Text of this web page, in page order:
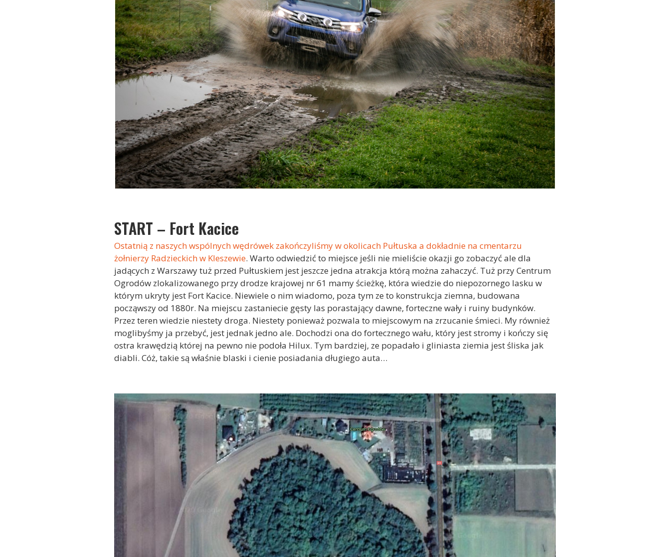
START – Fort Kacice
Ostatnią z naszych wspólnych wędrówek zakończyliśmy w okolicach Pułtuska a dokładnie na cmentarzu
żołnierzy Radzieckich w Kleszewie. Warto odwiedzić to miejsce jeśli nie mieliście okazji go zobaczyć ale dla
jadących z Warszawy tuż przed Pułtuskiem jest jeszcze jedna atrakcja którą można zahaczyć. Tuż przy Centrum
Ogrodów zlokalizowanego przy drodze krajowej nr 61 mamy ścieżkę, która wiedzie do niepozornego lasku w
którym ukryty jest Fort Kacice. Niewiele o nim wiadomo, poza tym ze to konstrukcja ziemna, budowana
począwszy od 1880r. Na miejscu zastaniecie gęsty las porastający dawne, forteczne wały i ruiny budynków.
Przez teren wiedzie niestety droga. Niestety ponieważ pozwala to miejscowym na zrzucanie śmieci. My również
moglibyśmy ja przebyć, jest jednak jedno ale. Dochodzi ona do fortecznego wału, który jest stromy i kończy się
ostra krawędzią której na pewno nie podoła Hilux. Tym bardziej, ze popadało i gliniasta ziemia jest śliska jak
diabli. Cóż, takie są właśnie blaski i cienie posiadania długiego auta…